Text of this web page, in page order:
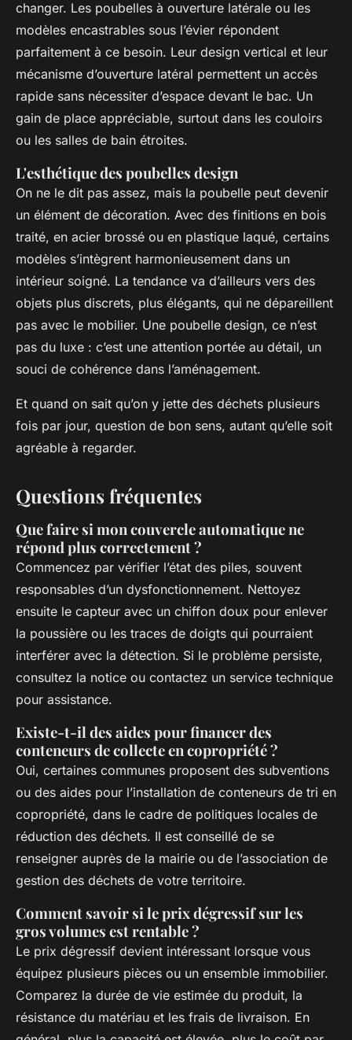
changer. Les poubelles à ouverture latérale ou les
modèles encastrables sous l’évier répondent
parfaitement à ce besoin. Leur design vertical et leur
mécanisme d’ouverture latéral permettent un accès
rapide sans nécessiter d’espace devant le bac. Un
gain de place appréciable, surtout dans les couloirs
ou les salles de bain étroites.
L'esthétique des poubelles design
On ne le dit pas assez, mais la poubelle peut devenir
un élément de décoration. Avec des finitions en bois
traité, en acier brossé ou en plastique laqué, certains
modèles s’intègrent harmonieusement dans un
intérieur soigné. La tendance va d’ailleurs vers des
objets plus discrets, plus élégants, qui ne dépareillent
pas avec le mobilier. Une poubelle design, ce n’est
pas du luxe : c’est une attention portée au détail, un
souci de cohérence dans l’aménagement.
Et quand on sait qu’on y jette des déchets plusieurs
fois par jour, question de bon sens, autant qu’elle soit
agréable à regarder.
Questions fréquentes
Que faire si mon couvercle automatique ne
répond plus correctement ?
Commencez par vérifier l’état des piles, souvent
responsables d’un dysfonctionnement. Nettoyez
ensuite le capteur avec un chiffon doux pour enlever
la poussière ou les traces de doigts qui pourraient
interférer avec la détection. Si le problème persiste,
consultez la notice ou contactez un service technique
pour assistance.
Existe-t-il des aides pour financer des
conteneurs de collecte en copropriété ?
Oui, certaines communes proposent des subventions
ou des aides pour l’installation de conteneurs de tri en
copropriété, dans le cadre de politiques locales de
réduction des déchets. Il est conseillé de se
renseigner auprès de la mairie ou de l’association de
gestion des déchets de votre territoire.
Comment savoir si le prix dégressif sur les
gros volumes est rentable ?
Le prix dégressif devient intéressant lorsque vous
équipez plusieurs pièces ou un ensemble immobilier.
Comparez la durée de vie estimée du produit, la
résistance du matériau et les frais de livraison. En